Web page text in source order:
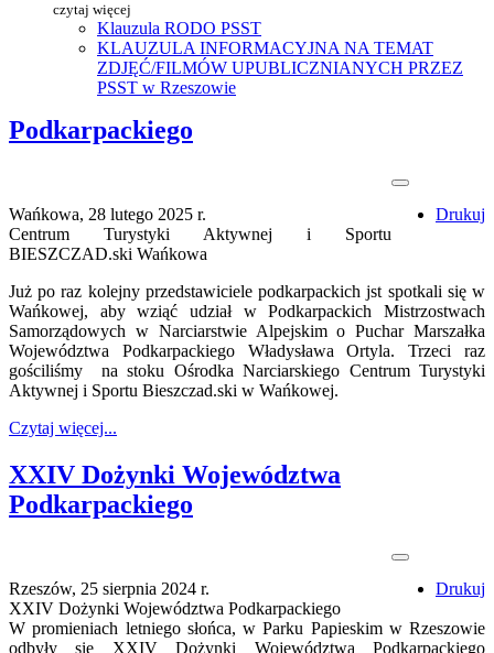
czytaj więcej
Klauzula RODO PSST
KLAUZULA INFORMACYJNA NA TEMAT
ZDJĘĆ/FILMÓW UPUBLICZNIANYCH PRZEZ
PSST w Rzeszowie
Podkarpackiego
Drukuj
Wańkowa, 28 lutego 2025 r.
Centrum Turystyki Aktywnej i Sportu
BIESZCZAD.ski Wańkowa
Już po raz kolejny przedstawiciele podkarpackich jst spotkali się w
Wańkowej, aby wziąć udział w Podkarpackich Mistrzostwach
Samorządowych w Narciarstwie Alpejskim o Puchar Marszałka
Województwa Podkarpackiego Władysława Ortyla. Trzeci raz
gościliśmy na stoku Ośrodka Narciarskiego Centrum Turystyki
Aktywnej i Sportu Bieszczad.ski w Wańkowej.
Czytaj więcej...
XXIV Dożynki Województwa
Podkarpackiego
Drukuj
Rzeszów, 25 sierpnia 2024 r.
XXIV Dożynki Województwa Podkarpackiego
W promieniach letniego słońca, w Parku Papieskim w Rzeszowie
odbyły się XXIV Dożynki Województwa Podkarpackiego